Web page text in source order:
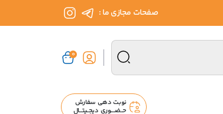
صفحات مجازی ما :
0
نوبت دهی سفارش
حــضــــوری دیجــیتـــال